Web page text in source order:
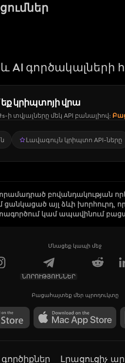
AI գործակալների
եք կրիպտոյի վրա
ի տվյալները մեկ API բանալիով։
Լավագույն կրիպտո API-ները
բովանդակության
ցանկացած այլ ձևի
կամ ապավինում
Մնացեք կապի մեջ
ՆՈՐՈՒԹՅՈՒՆՆԵՐ
Բացահայտեք մեր պրոդուկտը
Լրացուցիչ